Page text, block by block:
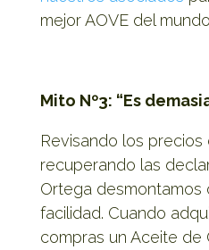
mejor AOVE del
Mito Nº3: “Es
Revisando los
recuperando las
Ortega desmontamos
facilidad. Cuando
compras un Aceite de